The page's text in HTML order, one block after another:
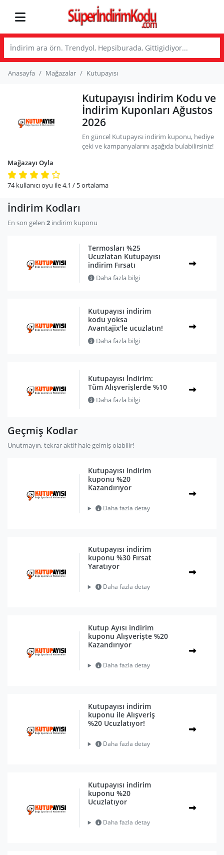
Anasayfa Mağazalar Kutupayısı
Mağazayı Oyla
74kullanıcı oyu ile4.1 / 5ortalama
Kutupayısı İndirim Kodu ve
İndirim Kuponları Ağustos
2026
En güncel Kutupayısı indirim kuponu, hediye
çeki ve kampanyalarını aşağıda bulabilirsiniz!
İndirim Kodları
En son gelen 2 indirim kuponu
Termosları %25
Ucuzlatan Kutupayısı
indirim Fırsatı
Daha fazla bilgi
Kutupayısı indirim
kodu yoksa
Avantajix'le ucuzlatın!
Daha fazla bilgi
Kutupayısı İndirim:
Tüm Alışverişlerde %10
Daha fazla bilgi
Geçmiş Kodlar
Unutmayın, tekrar aktif hale gelmiş olabilir!
Kutupayısı indirim
kuponu %20
Kazandırıyor
Daha fazla detay
Kutupayısı indirim
kuponu %30 Fırsat
Yaratıyor
Daha fazla detay
Kutup Ayısı indirim
kuponu Alışverişte %20
Kazandırıyor
Daha fazla detay
Kutupayısı indirim
kuponu ile Alışveriş
%20 Ucuzlatıyor!
Daha fazla detay
Kutupayısı indirim
kuponu %20
Ucuzlatıyor
Daha fazla detay